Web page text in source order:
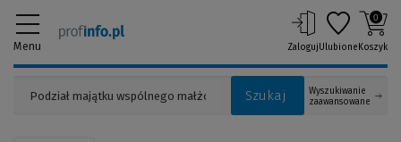
Menu
Szukaj
Wyszukiwanie
zaawansowane
ZalogujUlubione
0
Koszyk